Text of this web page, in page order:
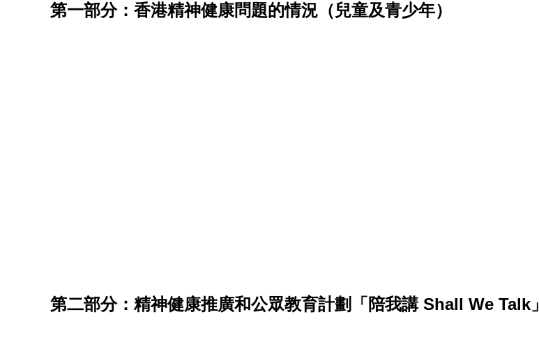
第一部分：香港精神健康問題的情況（兒童及青少年）
第二部分：精神健康推廣和公眾教育計劃「陪我講 Shall We Talk」